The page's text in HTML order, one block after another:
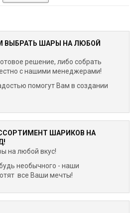
ШАРЫ НА ЛЮБОЙ
решение, либо собрать
с нашими менеджерами!
помогут Вам в создании
ШАРИКОВ НА
на любой вкус!
необычного - наши
все Ваши мечты!